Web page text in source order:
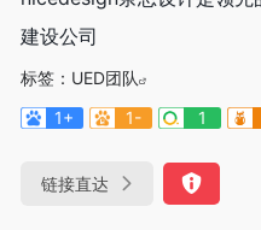
建设公司
标签： UED团队
1+
1- 1
链接直达